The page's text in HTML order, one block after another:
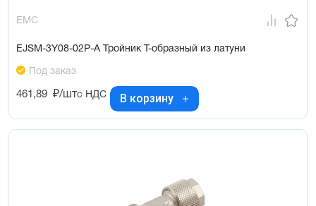
EMC
EJSM-3Y08-02P-A Тройник Т-образный из латуни
Под заказ
461,89 ₽/штс НДС В корзину